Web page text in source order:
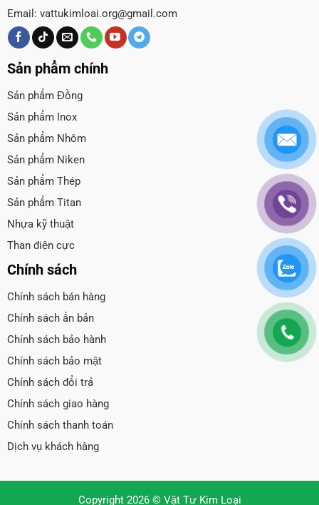
Email: vattukimloai.org@gmail.com
Sản phẩm chính
Sản phẩm Đồng
Sản phẩm Inox
Sản phẩm Nhôm
Sản phẩm Niken
Sản phẩm Thép
Sản phẩm Titan
Nhựa kỹ thuật
Than điện cực
Chính sách
Chính sách bán hàng
Chính sách ấn bản
Chính sách bảo hành
Chính sách bảo mật
Chính sách đổi trả
Chính sách giao hàng
Chính sách thanh toán
Dịch vụ khách hàng
Copyright 2026 © Vật Tư Kim Loại